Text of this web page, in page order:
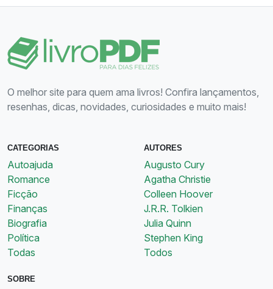
O melhor site para quem ama livros! Confira lançamentos,
resenhas, dicas, novidades, curiosidades e muito mais!
CATEGORIAS
Autoajuda
Romance
Ficção
Finanças
Biografia
Política
Todas
AUTORES
Augusto Cury
Agatha Christie
Colleen Hoover
J.R.R. Tolkien
Julia Quinn
Stephen King
Todos
SOBRE